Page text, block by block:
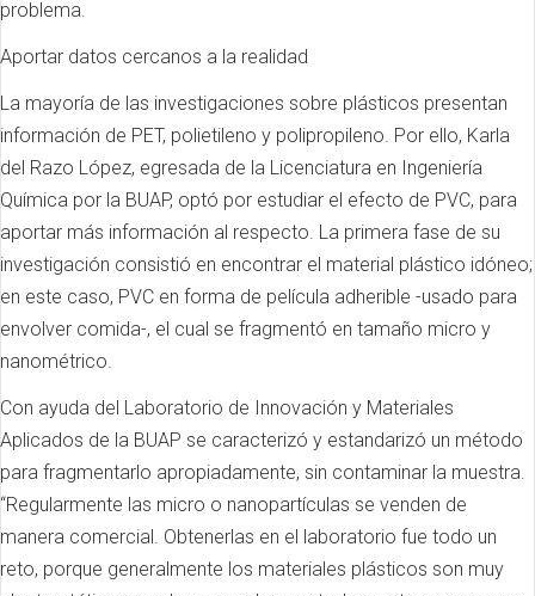
problema.
Aportar datos cercanos a la realidad
La mayoría de las investigaciones sobre plásticos presentan
información de PET, polietileno y polipropileno. Por ello, Karla
del Razo López, egresada de la Licenciatura en Ingeniería
Química por la BUAP, optó por estudiar el efecto de PVC, para
aportar más información al respecto. La primera fase de su
investigación consistió en encontrar el material plástico idóneo;
en este caso, PVC en forma de película adherible -usado para
envolver comida-, el cual se fragmentó en tamaño micro y
nanométrico.
Con ayuda del Laboratorio de Innovación y Materiales
Aplicados de la BUAP se caracterizó y estandarizó un método
para fragmentarlo apropiadamente, sin contaminar la muestra.
“Regularmente las micro o nanopartículas se venden de
manera comercial. Obtenerlas en el laboratorio fue todo un
reto, porque generalmente los materiales plásticos son muy